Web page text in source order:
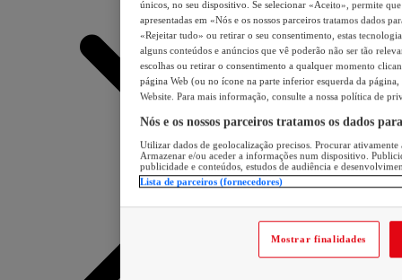
únicos, no seu dispositivo. Se selecionar «Aceito», permite
apresentadas em «Nós e os nossos parceiros tratamos dados
«Rejeitar tudo» ou retirar o seu consentimento, estas
alguns conteúdos e anúncios que vê poderão não ser tão
escolhas ou retirar o consentimento a qualquer momento
página Web (ou no ícone na parte inferior esquerda da página,
Website. Para mais informação, consulte a nossa política de
Nós e os nossos parceiros tratamos os dados
Utilizar dados de geolocalização precisos. Procurar
Armazenar e/ou aceder a informações num dispositivo.
publicidade e conteúdos, estudos de audiência e
Lista de parceiros (fornecedores)
Mostrar finalidades